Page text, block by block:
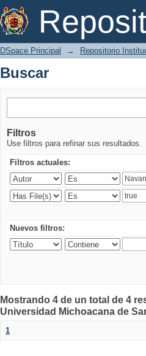
Buscar
DSpace Principal → Repositorio
Buscar
Filtros
Use filtros para refinar sus resultados.
Filtros actuales:
Nuevos filtros:
Mostrando 4 de un total de 4
Universidad Michoacana de
1